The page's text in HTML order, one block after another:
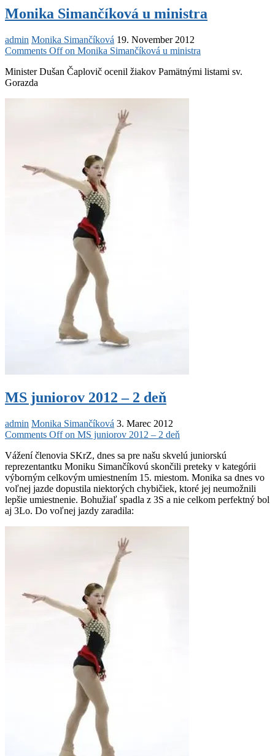
Monika Simančíková u ministra
admin Monika Simančíková 19. November 2012
Comments Offon Monika Simančíková u ministra
Minister Dušan Čaplovič ocenil žiakov Pamätnými listami sv.
Gorazda
MS juniorov 2012 – 2 deň
admin Monika Simančíková 3. Marec 2012
Comments Offon MS juniorov 2012 – 2 deň
Vážení členovia SKrZ, dnes sa pre našu skvelú juniorskú
reprezentantku Moniku Simančíkovú skončili preteky v kategórii
výborným celkovým umiestnením 15. miestom. Monika sa dnes vo
voľnej jazde dopustila niektorých chybičiek, ktoré jej neumožnili
lepšie umiestnenie. Bohužiaľ spadla z 3S a nie celkom perfektný bol
aj 3Lo. Do voľnej jazdy zaradila: